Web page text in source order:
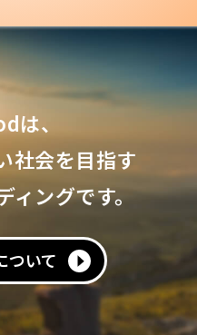
は、
社会を目指す
ィングです。
ついて